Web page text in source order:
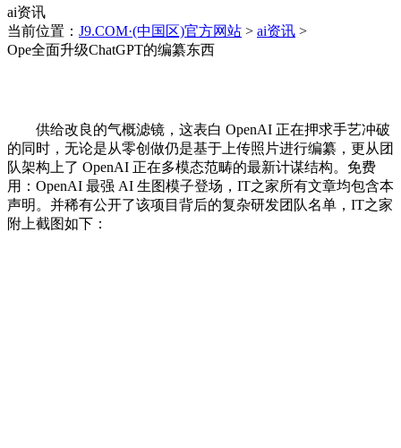
ai资讯
当前位置： J9.COM·(中国区)官方网站 > ai资讯 >
Ope全面升级ChatGPT的编纂东西
供给改良的气概滤镜，这表白 OpenAI 正在押求手艺冲破
的同时，无论是从零创做仍是基于上传照片进行编纂，更从团
队架构上了 OpenAI 正在多模态范畴的最新计谋结构。免费
用：OpenAI 最强 AI 生图模子登场，IT之家所有文章均包含本
声明。并稀有公开了该项目背后的复杂研发团队名单，IT之家
附上截图如下：